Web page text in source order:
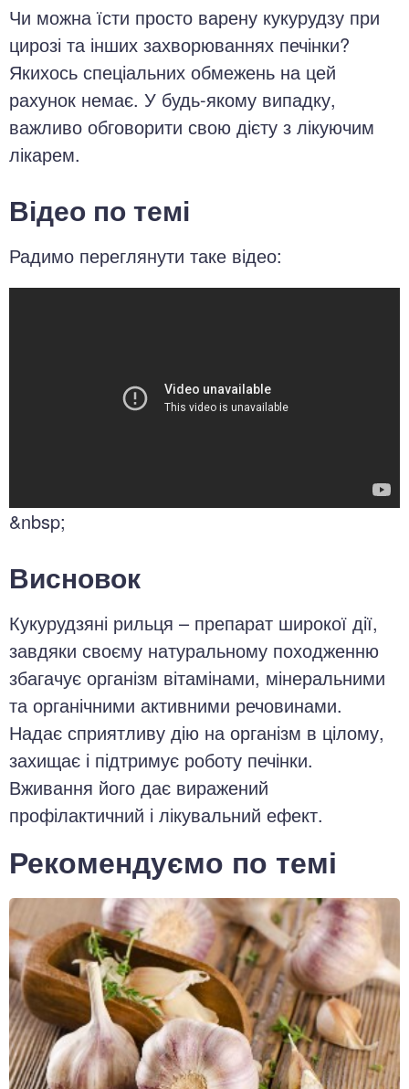
Чи можна їсти просто варену кукурудзу при
цирозі та інших захворюваннях печінки?
Якихось спеціальних обмежень на цей
рахунок немає. У будь-якому випадку,
важливо обговорити свою дієту з лікуючим
лікарем.
Відео по темі
Радимо переглянути таке відео:
&nbsp;
Висновок
Кукурудзяні рильця – препарат широкої дії,
завдяки своєму натуральному походженню
збагачує організм вітамінами, мінеральними
та органічними активними речовинами.
Надає сприятливу дію на організм в цілому,
захищає і підтримує роботу печінки.
Вживання його дає виражений
профілактичний і лікувальний ефект.
Рекомендуємо по темі